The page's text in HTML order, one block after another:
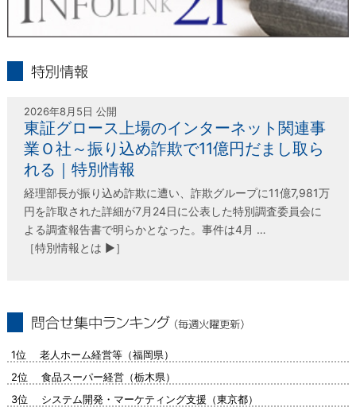
2026年8月5日 公開
東証グロース上場のインターネット関連事
業Ｏ社～振り込め詐欺で11億円だまし取ら
れる｜特別情報
経理部長が振り込め詐欺に遭い、詐欺グループに11億7,981万
円を詐取された詳細が7月24日に公表した特別調査委員会に
よる調査報告書で明らかとなった。事件は4月 …
［特別情報とは ▶］
1位 老人ホーム経営等（福岡県）
2位 食品スーパー経営（栃木県）
3位 システム開発・マーケティング支援（東京都）